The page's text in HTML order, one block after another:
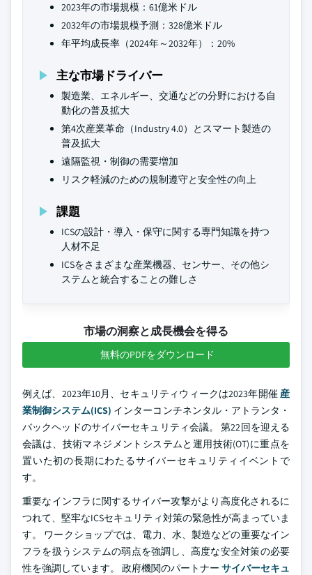
2023年の市場規模：61億米ドル
2032年の市場規模予測：328億米ドル
年平均成長率（2024年～2032年）：20%
主な市場ドライバー
製造業、エネルギー、交通などの分野における自
動化の普及拡大
第4次産業革命（Industry 4.0）とスマート製造の
普及拡大
遠隔監視・制御の需要増加
リスク軽減のための規制遵守と安全性の向上
課題
ICSの設計・導入・保守に関する専門知識を持つ
人材不足
ICSをさまざまな産業機器、センサー、その他シ
ステムと統合することの難しさ
市場の洞察と成長機会を得る
無料のPDFをダウンロード
例えば、2023年10月、セキュリティウィークは2023年開催産
業制御システム(ICS) インターコンチネンタル・アトランタ・
バックヘッドのサイバーセキュリティ会議。 第22回を迎える
会議は、技術マネジメントシステムと運用技術(OT)に重点を
置いた初の長期にわたるサイバーセキュリティイベントで
す。
重要なインフラに関するサイバー攻撃がより高度化されるに
つれて、堅牢なICSセキュリティ対策の緊急性が高まっていま
す。 ワークショップでは、電力、水、製造などの重要なイン
フラを扱うシステムの弱点を強調し、高度な安全対策の必要
性を強調しています。 政府機関のパートナー サイバーセキュ